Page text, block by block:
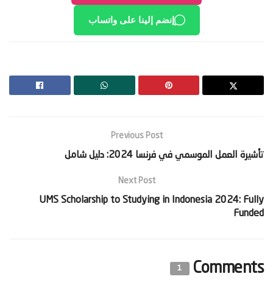
إنضم إلينا على واتساب
Previous Post
‫تأشيرة العمل الموسمي في فرنسا 2024: دليل شامل‬
Next Post
UMS Scholarship to Studying in Indonesia 2024: Fully
Funded
Comments
1